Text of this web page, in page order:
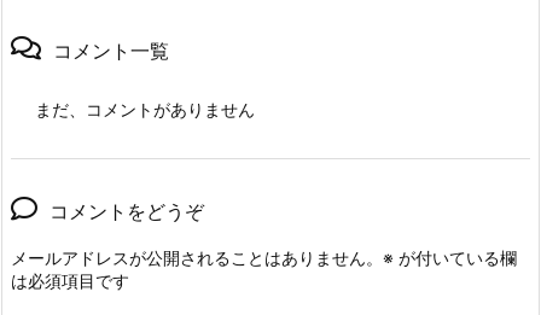
コメント一覧
まだ、コメントがありません
コメントをどうぞ
メールアドレスが公開されることはありません。 ※ が付いている欄
は必須項目です